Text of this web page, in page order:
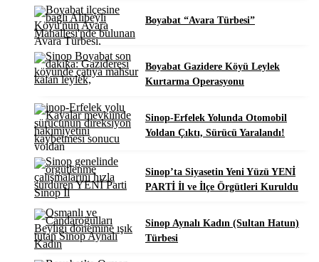
Boyabat “Avara Türbesi”
Boyabat Gazidere Köyü Leylek
Kurtarma Operasyonu
Sinop-Erfelek Yolunda Otomobil
Yoldan Çıktı, Sürücü Yaralandı!
Sinop’ta Siyasetin Yeni Yüzü YENİ
PARTİ İl ve İlçe Örgütleri Kuruldu
Sinop Aynalı Kadın (Sultan Hatun)
Türbesi